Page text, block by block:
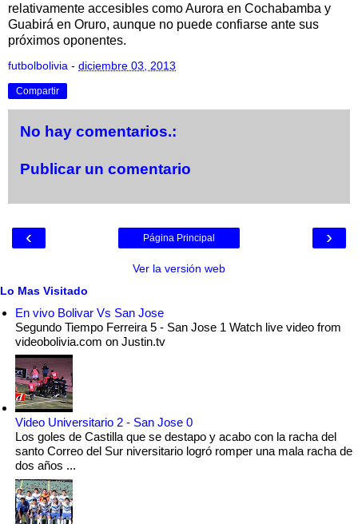
relativamente accesibles como Aurora en Cochabamba y
Guabirá en Oruro, aunque no puede confiarse ante sus
próximos oponentes.
futbolbolivia - diciembre 03, 2013
Compartir
No hay comentarios.:
Publicar un comentario
‹ ›
Página Principal
Ver la versión web
Lo Mas Visitado
En vivo Bolivar Vs San Jose
Segundo Tiempo Ferreira 5 - San Jose 1 Watch live video from
videobolivia.com on Justin.tv
Video Universitario 2 - San Jose 0
Los goles de Castilla que se destapo y acabo con la racha del
santo Correo del Sur niversitario logró romper una mala racha de
dos años ...